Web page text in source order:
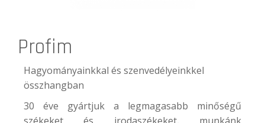
Profim
Hagyományainkkal és szenvedélyeinkkel
összhangban
30 éve gyártjuk a legmagasabb minőségű